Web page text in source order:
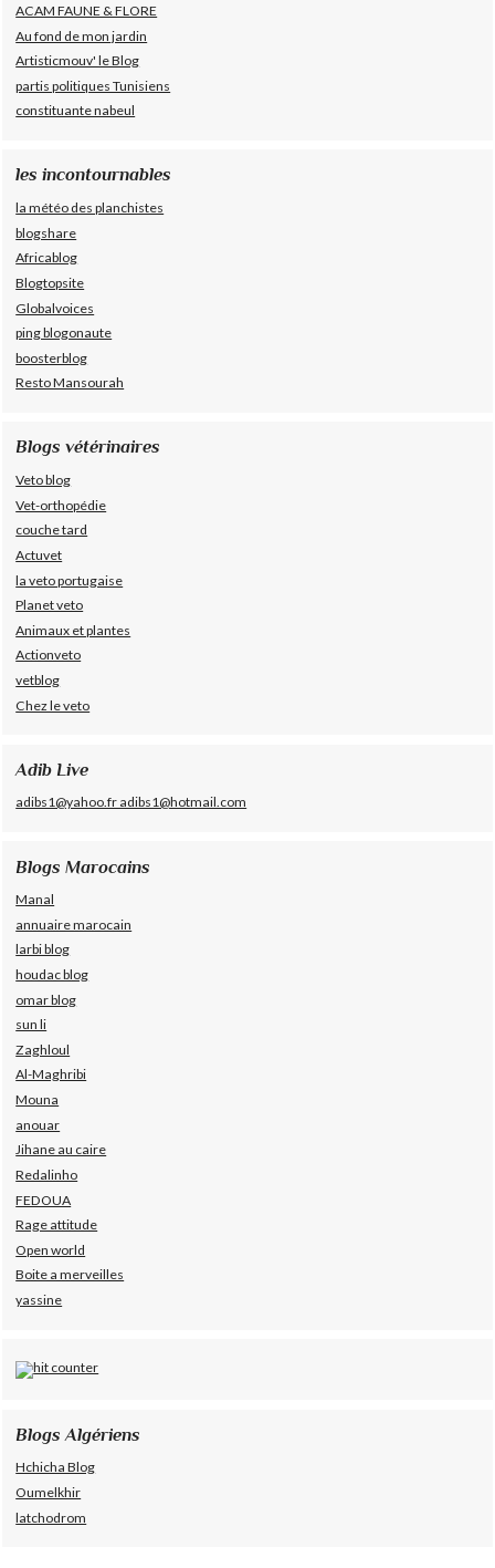
ACAM FAUNE & FLORE
Au fond de mon jardin
Artisticmouv' le Blog
partis politiques Tunisiens
constituante nabeul
les incontournables
la météo des planchistes
blogshare
Africablog
Blogtopsite
Globalvoices
ping blogonaute
boosterblog
Resto Mansourah
Blogs vétérinaires
Veto blog
Vet-orthopédie
couche tard
Actuvet
la veto portugaise
Planet veto
Animaux et plantes
Actionveto
vetblog
Chez le veto
Adib Live
adibs1@yahoo.fr adibs1@hotmail.com
Blogs Marocains
Manal
annuaire marocain
larbi blog
houdac blog
omar blog
sun li
Zaghloul
Al-Maghribi
Mouna
anouar
Jihane au caire
Redalinho
FEDOUA
Rage attitude
Open world
Boite a merveilles
yassine
Blogs Algériens
Hchicha Blog
Oumelkhir
latchodrom